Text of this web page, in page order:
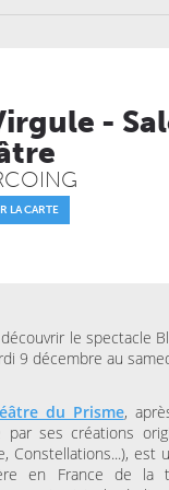
-
LA CARTE
le spectacle
9 décembre au
du Prisme,
par ses créations
Constellations...), est
en France de la